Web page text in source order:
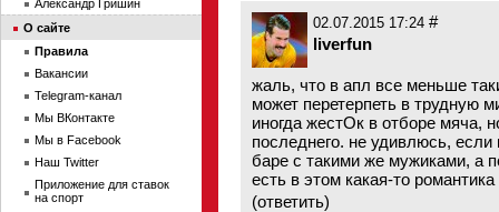
02.07.2015 17:24 #
liverfun
жаль, что в апл все меньше
может перетерпеть в трудную
иногда жестОк в отборе мяча,
последнего. не удивлюсь,
баре с такими же мужиками, а
есть в этом какая-то романтика
(ответить)
Александр Гришин
О сайте
Правила
Вакансии
Telegram-канал
Мы ВКонтакте
Мы в Facebook
Наш Twitter
Приложение для ставок
на спорт